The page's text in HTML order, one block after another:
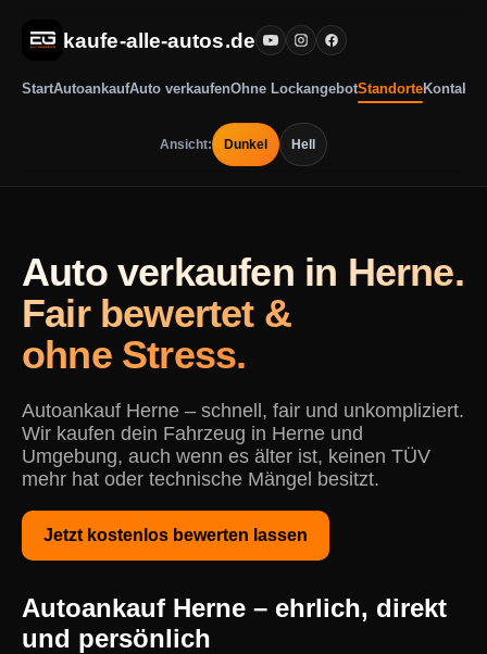
kaufe-alle-autos.de
StartAutoankaufAuto verkaufenOhne LockangebotStandorteKontakt
Ansicht: Dunkel Hell
Auto verkaufen in Herne.
Fair bewertet &
ohne Stress.
Autoankauf Herne – schnell, fair und unkompliziert.
Wir kaufen dein Fahrzeug in Herne und
Umgebung, auch wenn es älter ist, keinen TÜV
mehr hat oder technische Mängel besitzt.
Jetzt kostenlos bewerten lassen
Autoankauf Herne – ehrlich, direkt
und persönlich